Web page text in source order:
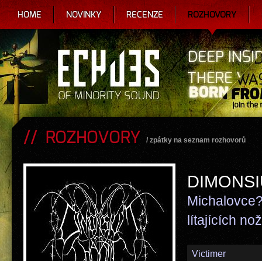
HOME NOVINKY RECENZE ROZHOVORY
ROZHOVORY / zpátky na seznam rozhovorů
lítajících
Victimer